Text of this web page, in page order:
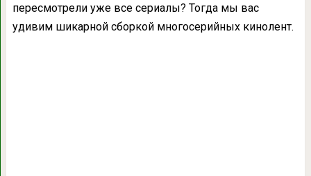
пересмотрели уже все сериалы? Тогда мы вас
удивим шикарной сборкой многосерийных кинолент.